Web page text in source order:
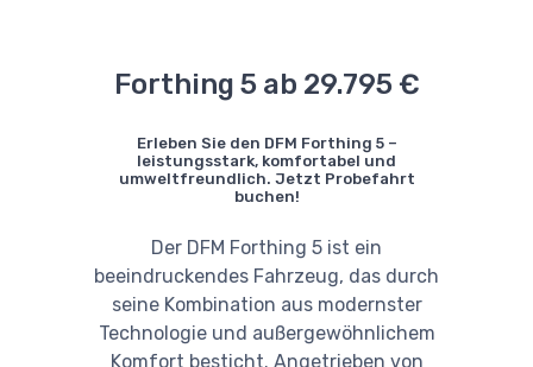
Forthing 5 ab 29.795 €
Erleben Sie den DFM Forthing 5 –
leistungsstark, komfortabel und
umweltfreundlich. Jetzt Probefahrt
buchen!
Der DFM Forthing 5 ist ein
beeindruckendes Fahrzeug, das durch
seine Kombination aus modernster
Technologie und außergewöhnlichem
Komfort besticht. Angetrieben von